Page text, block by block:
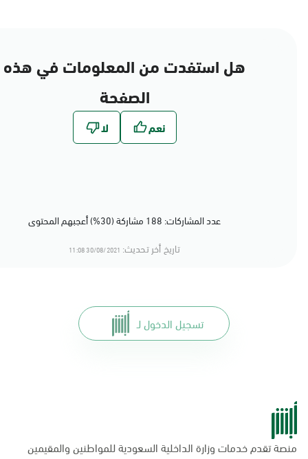
هل استفدت من المعلومات في هذه
الصفحة
عدد المشاركات: 188 مشاركة (30%) أعجبهم المحتوى
تاريخ أخر تحديث: 30/08/2021 11:08
تسجيل الدخول لـ
منصة تقدم خدمات وزارة الداخلية السعودية للمواطنين والمقيمين